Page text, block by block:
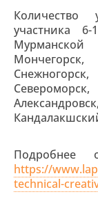
участника
Подробнее
https://
technical-